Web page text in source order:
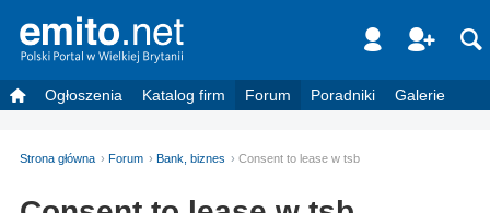
Ogłoszenia Katalog firm Forum Poradniki Galerie
Strona główna Forum Bank, biznes Consent to lease w tsb